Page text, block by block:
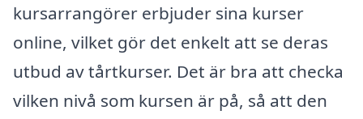
kursarrangörer erbjuder sina kurser
online, vilket gör det enkelt att se deras
utbud av tårtkurser. Det är bra att checka
vilken nivå som kursen är på, så att den